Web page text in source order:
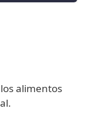
alimentos